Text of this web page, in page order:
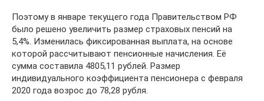
Поэтому в январе текущего года Правительством РФ
было решено увеличить размер страховых пенсий на
5,4%. Изменилась фиксированная выплата, на основе
которой рассчитывают пенсионные начисления. Её
сумма составила 4805,11 рублей. Размер
индивидуального коэффициента пенсионера с февраля
2020 года возрос до 78,28 рубля.